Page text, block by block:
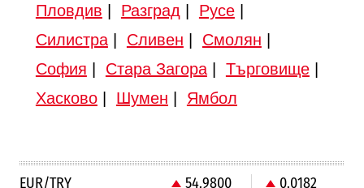
Пловдив
Разград Русе|
Силистра| Сливен Смолян
София
Стара Загора| Търговище|
Хасково| Шумен Ямбол
EUR/TRY 54.9800
0.0182